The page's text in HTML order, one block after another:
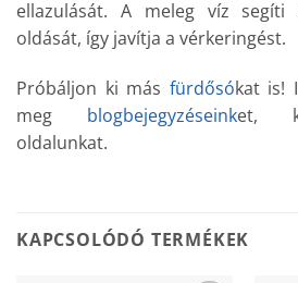
ellazulását. A meleg víz segíti
oldását, így javítja a vérkeringést.
Próbáljon ki más fürdősókat is!
meg blogbejegyzéseinket,
oldalunkat.
KAPCSOLÓDÓ TERMÉKEK